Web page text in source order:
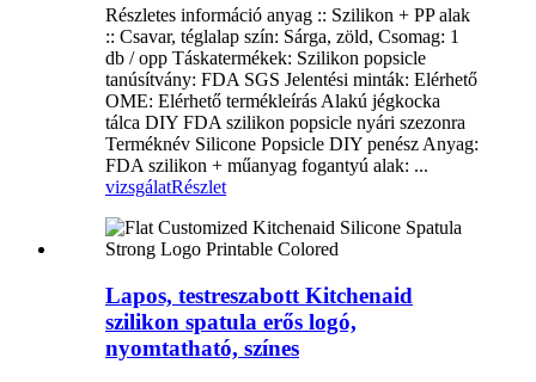
Részletes információ anyag :: Szilikon + PP alak
:: Csavar, téglalap szín: Sárga, zöld, Csomag: 1
db / opp Táskatermékek: Szilikon popsicle
tanúsítvány: FDA SGS Jelentési minták: Elérhető
OME: Elérhető termékleírás Alakú jégkocka
tálca DIY FDA szilikon popsicle nyári szezonra
Terméknév Silicone Popsicle DIY penész Anyag:
FDA szilikon + műanyag fogantyú alak: ...
vizsgálatRészlet
Lapos, testreszabott Kitchenaid
szilikon spatula erős logó,
nyomtatható, színes